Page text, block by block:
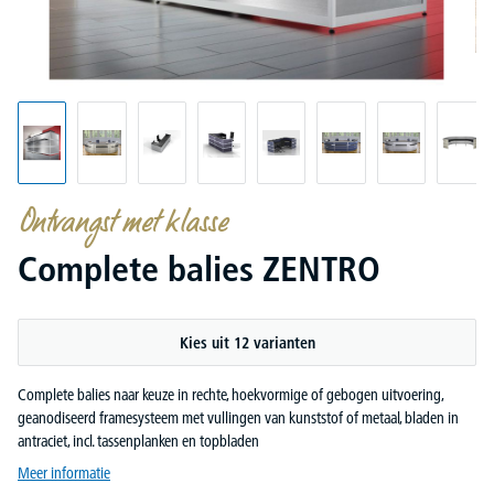
Ontvangst met klasse
Complete balies ZENTRO
Kies uit 12 varianten
Complete balies naar keuze in rechte, hoekvormige of gebogen uitvoering,
geanodiseerd framesysteem met vullingen van kunststof of metaal, bladen in
antraciet, incl. tassenplanken en topbladen
Meer informatie